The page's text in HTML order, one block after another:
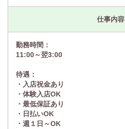
仕事内容
勤務時間：
11:00～翌3:00
待遇：
・入店祝金あり
・体験入店OK
・最低保証あり
・日払いOK
・週１日～OK